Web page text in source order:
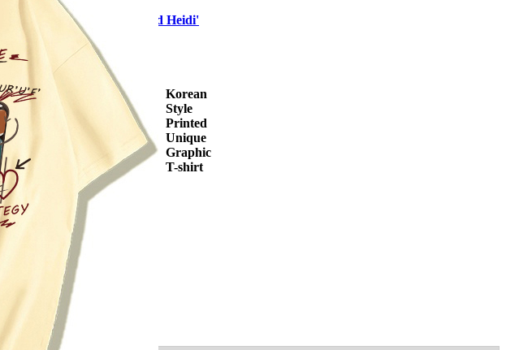
Korean
Style
Printed
Unique
Graphic
T-shirt
Baby Custom Nama 'Khalid Heidi'